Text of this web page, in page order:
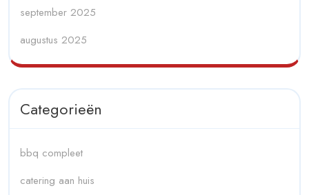
september 2025
augustus 2025
Categorieën
bbq compleet
catering aan huis